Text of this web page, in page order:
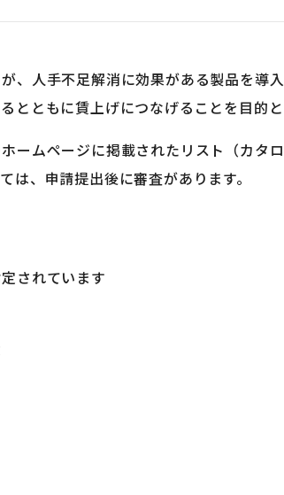
、人手不足解消に効果がある製品を導
とともに賃上げにつなげることを目的と
ームページに掲載されたリスト（カタ
は、申請提出後に審査があります。
されています